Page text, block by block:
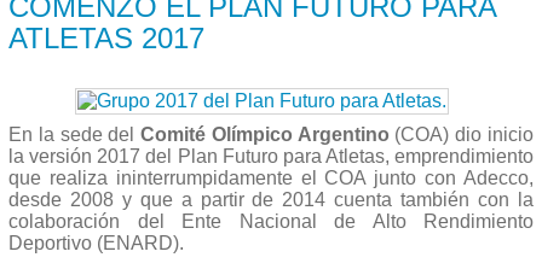
ATLETAS 2017
En la sede delComité Olímpico Argentino (COA) dio inicio
la versión 2017 del Plan Futuro para Atletas, emprendimiento
que realiza ininterrumpidamente el COA junto con Adecco,
desde 2008 y que a partir de 2014 cuenta también con la
colaboración del Ente Nacional de Alto Rendimiento
Deportivo (ENARD).